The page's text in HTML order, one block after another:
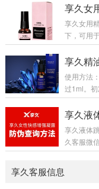
爱前，而
油，是开
方向。在
感受最真
享久女
享久女用
下，可用
即可开始
们不断寻
情中体会
个精彩而
享久精
使用方法
过1ml。
人吸收情
清洁干爽
保精油均
均匀涂抹
享久液
享久液体
久客服微
号...
享久客服信息